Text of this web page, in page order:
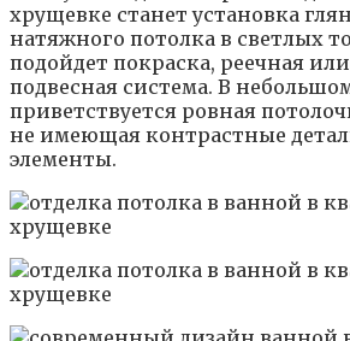
хрущевке станет установка
натяжного потолка в светлых
подойдет покраска, реечная
подвесная система. В
приветствуется ровная
не имеющая контрастные
элементы.